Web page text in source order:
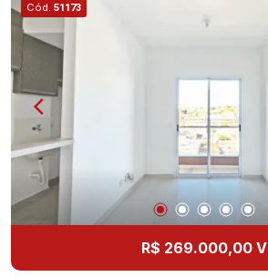
Cód. 51173
R$ 269.000,00 V